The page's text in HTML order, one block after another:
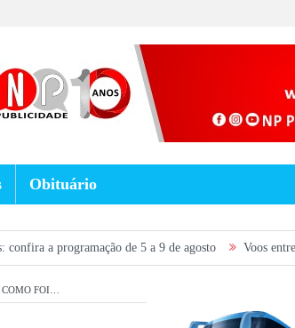
Obituário
de 5 a 9 de agosto Voos entre São João
FOI…